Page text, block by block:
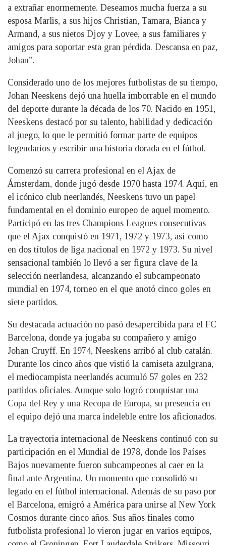
a extrañar enormemente. Deseamos mucha fuerza a su
esposa Marlis, a sus hijos Christian, Tamara, Bianca y
Armand, a sus nietos Djoy y Lovee, a sus familiares y
amigos para soportar esta gran pérdida. Descansa en paz,
Johan”.
Considerado uno de los mejores futbolistas de su tiempo,
Johan Neeskens dejó una huella imborrable en el mundo
del deporte durante la década de los 70. Nacido en 1951,
Neeskens destacó por su talento, habilidad y dedicación
al juego, lo que le permitió formar parte de equipos
legendarios y escribir una historia dorada en el fútbol.
Comenzó su carrera profesional en el Ajax de
Ámsterdam, donde jugó desde 1970 hasta 1974. Aquí, en
el icónico club neerlandés, Neeskens tuvo un papel
fundamental en el dominio europeo de aquel momento.
Participó en las tres Champions Leagues consecutivas
que el Ajax conquistó en 1971, 1972 y 1973, así como
en dos títulos de liga nacional en 1972 y 1973. Su nivel
sensacional también lo llevó a ser figura clave de la
selección neerlandesa, alcanzando el subcampeonato
mundial en 1974, torneo en el que anotó cinco goles en
siete partidos.
Su destacada actuación no pasó desapercibida para el FC
Barcelona, donde ya jugaba su compañero y amigo
Johan Cruyff. En 1974, Neeskens arribó al club catalán.
Durante los cinco años que vistió la camiseta azulgrana,
el mediocampista neerlandés acumuló 57 goles en 232
partidos oficiales. Aunque solo logró conquistar una
Copa del Rey y una Recopa de Europa, su presencia en
el equipo dejó una marca indeleble entre los aficionados.
La trayectoria internacional de Neeskens continuó con su
participación en el Mundial de 1978, donde los Países
Bajos nuevamente fueron subcampeones al caer en la
final ante Argentina. Un momento que consolidó su
legado en el fútbol internacional. Además de su paso por
el Barcelona, emigró a América para unirse al New York
Cosmos durante cinco años. Sus años finales como
futbolista profesional lo vieron jugar en varios equipos,